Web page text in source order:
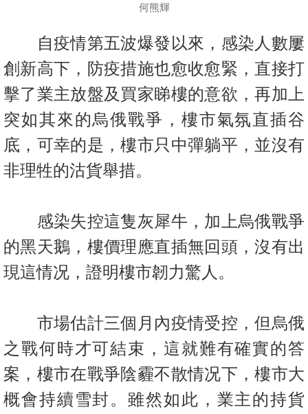
地
產
新
聞
數
據
公
業
手
我
們
何熊輝
自疫情第五波爆發以來，感染人數屢
創新高下，防疫措施也愈收愈緊，直接打
擊了業主放盤及買家睇樓的意欲，再加上
突如其來的烏俄戰爭，樓市氣氛直插谷
底，可幸的是，樓市只中彈躺平，並沒有
非理牲的沽貨舉措。
感染失控這隻灰犀牛，加上烏俄戰爭
的黑天鵝，樓價理應直插無回頭，沒有出
現這情况，證明樓市韌力驚人。
市場估計三個月內疫情受控，但烏俄
之戰何時才可結束，這就難有確實的答
案，樓市在戰爭陰霾不散情况下，樓市大
概會持續雪封。雖然如此，業主的持貨